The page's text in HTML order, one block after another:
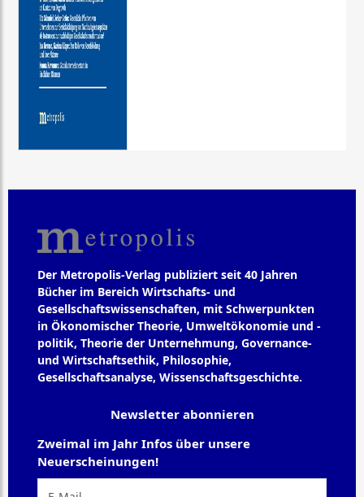
Der Metropolis-Verlag publiziert seit 40 Jahren
Bücher im Bereich Wirtschafts- und
Gesellschaftswissenschaften, mit Schwerpunkten
in Ökonomischer Theorie, Umweltökonomie und -
politik, Theorie der Unternehmung, Governance-
und Wirtschaftsethik, Philosophie,
Gesellschaftsanalyse, Wissenschaftsgeschichte.
Newsletter abonnieren
Zweimal im Jahr Infos über unsere
Neuerscheinungen!